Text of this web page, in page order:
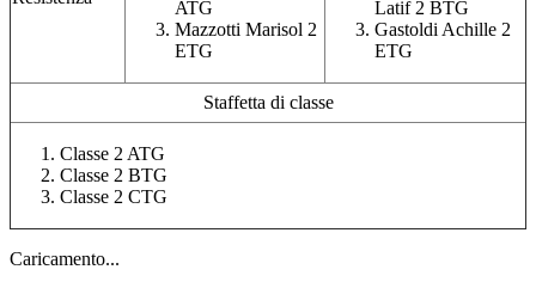
ATG
Mazzotti Marisol 2
ETG
Latif 2 BTG
Gastoldi Achille 2
ETG
Staffetta di classe
Classe 2 ATG
Classe 2 BTG
Classe 2 CTG
Caricamento...